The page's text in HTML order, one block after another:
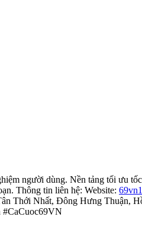
người dùng. Nền tảng tối ưu
Thông tin liên hệ: Website:
Thới Nhất, Đông Hưng Thuận,